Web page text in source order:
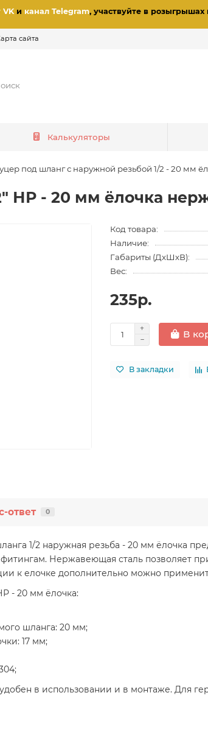
VKи канал Telegram, участвуйте в розыгрышах
сайта
Калькуляторы
под шланг с наружной резьбой 1/2 - 20 мм
НР - 20 мм ёлочка
Код товара:
Наличие:
Габариты (ДхШхВ):
Вес:
235р.
В
В закладки
ответ 0
1/2 наружная резьба - 20 мм ёлочка
Нержавеющая сталь позволяет
к елочке дополнительно можно
- 20 мм ёлочка:
шланга: 20 мм;
17 мм;
в использовании и в монтаже. Для